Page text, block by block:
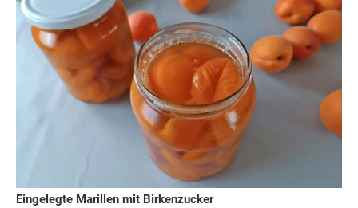
Eingelegte Marillen mit Birkenzucker